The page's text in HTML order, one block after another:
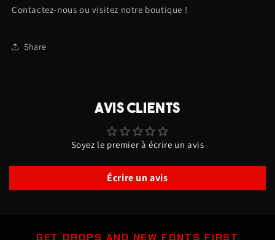
Orange
noir
mat
Orange
Contactez-nous ou visitez notre boutique !
Share
AVIS CLIENTS
Soyez le premier à écrire un avis
Écrire un avis
GET DROPS AND NEW FONTS FIRST